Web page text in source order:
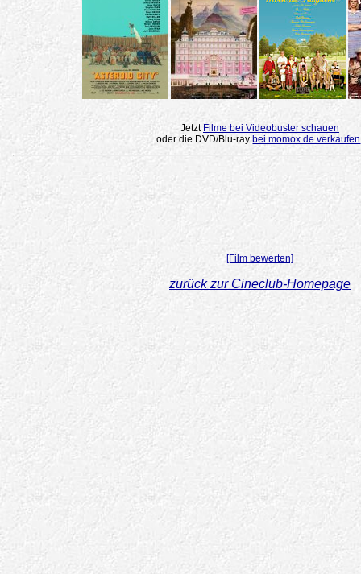
Jetzt Filme bei Videobuster schauen
oder die DVD/Blu-raybei momox.de verkaufen
[Film bewerten]
zurück zur Cineclub-Homepage